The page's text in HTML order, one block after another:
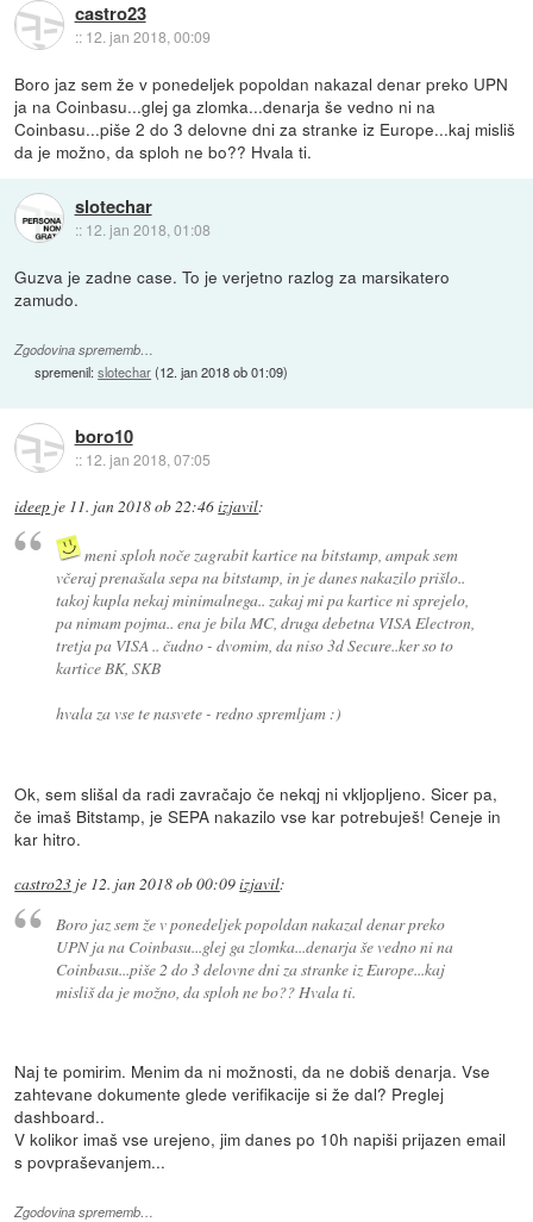
castro23
:: 12. jan 2018, 00:09
Boro jaz sem že v ponedeljek popoldan nakazal denar preko UPN
ja na Coinbasu...glej ga zlomka...denarja še vedno ni na
Coinbasu...piše 2 do 3 delovne dni za stranke iz Europe...kaj misliš
da je možno, da sploh ne bo?? Hvala ti.
slotechar
:: 12. jan 2018, 01:08
Guzva je zadne case. To je verjetno razlog za marsikatero
zamudo.
Zgodovina sprememb…
spremenil:slotechar(12. jan 2018 ob 01:09)
boro10
:: 12. jan 2018, 07:05
ideep je 11. jan 2018 ob 22:46izjavil:
meni sploh noče zagrabit kartice na bitstamp, ampak sem
včeraj prenašala sepa na bitstamp, in je danes nakazilo prišlo..
takoj kupla nekaj minimalnega.. zakaj mi pa kartice ni sprejelo,
pa nimam pojma.. ena je bila MC, druga debetna VISA Electron,
tretja pa VISA .. čudno - dvomim, da niso 3d Secure..ker so to
kartice BK, SKB
hvala za vse te nasvete - redno spremljam :)
Ok, sem slišal da radi zavračajo če nekqj ni vkljopljeno. Sicer pa,
če imaš Bitstamp, je SEPA nakazilo vse kar potrebuješ! Ceneje in
kar hitro.
castro23 je 12. jan 2018 ob 00:09izjavil:
Boro jaz sem že v ponedeljek popoldan nakazal denar preko
UPN ja na Coinbasu...glej ga zlomka...denarja še vedno ni na
Coinbasu...piše 2 do 3 delovne dni za stranke iz Europe...kaj
misliš da je možno, da sploh ne bo?? Hvala ti.
Naj te pomirim. Menim da ni možnosti, da ne dobiš denarja. Vse
zahtevane dokumente glede verifikacije si že dal? Preglej
dashboard..
V kolikor imaš vse urejeno, jim danes po 10h napiši prijazen email
s povpraševanjem...
Zgodovina sprememb…